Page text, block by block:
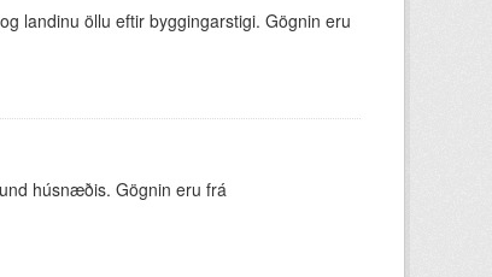
landinu öllu eftir byggingarstigi. Gögnin eru
húsnæðis. Gögnin eru frá